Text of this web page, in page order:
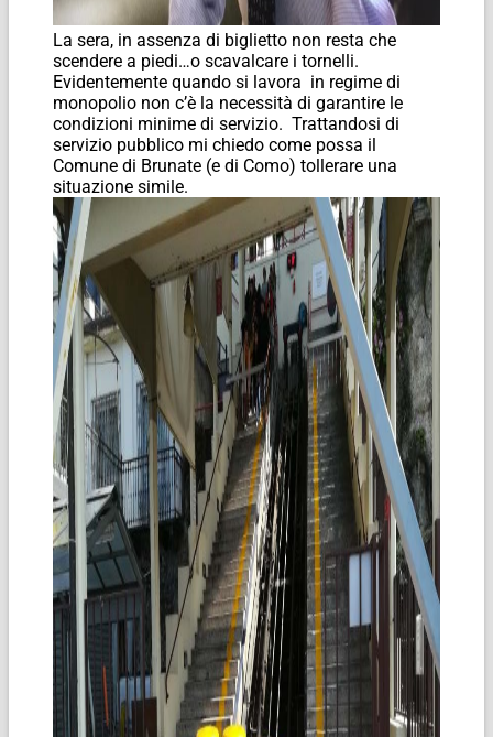
La sera, in assenza di biglietto non resta che
scendere a piedi…o scavalcare i tornelli.
Evidentemente quando si lavora in regime di
monopolio non c’è la necessità di garantire le
condizioni minime di servizio. Trattandosi di
servizio pubblico mi chiedo come possa il
Comune di Brunate (e di Como) tollerare una
situazione simile.